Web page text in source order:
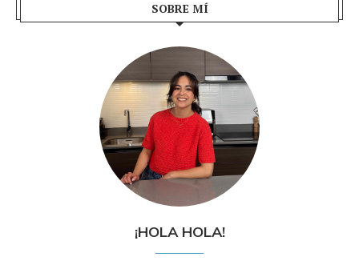
SOBRE MÍ
¡HOLA HOLA!